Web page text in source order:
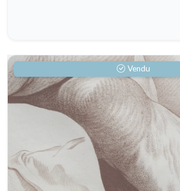
Vendu